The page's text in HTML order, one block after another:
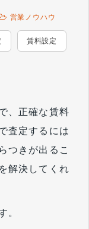
営業ノウハウ
賃料設定
、正確な賃料
査定するには
つきが出るこ
解決してくれ
。